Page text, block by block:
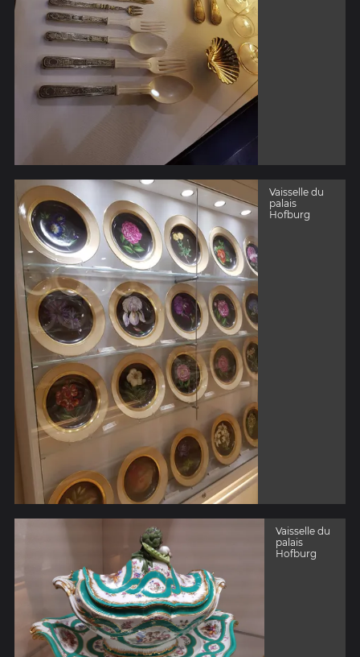
Vaisselle du
palais
Hofburg
Vaisselle du
palais
Hofburg